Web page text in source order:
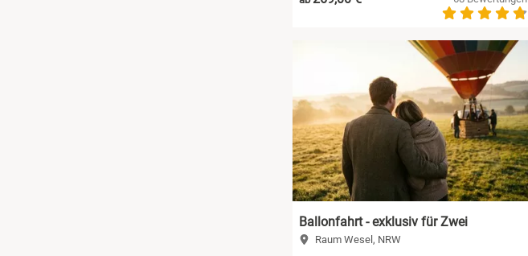
Ballonfahrt - exklusiv für Zwei
Raum Wesel, NRW